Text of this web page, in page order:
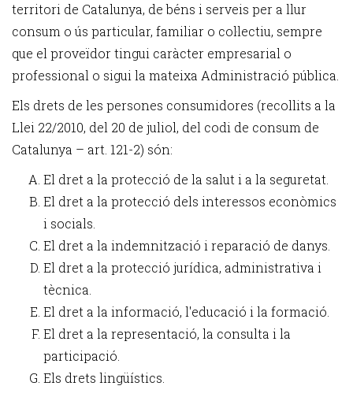
territori de Catalunya, de béns i serveis per a llur
consum o ús particular, familiar o col·lectiu, sempre
que el proveïdor tingui caràcter empresarial o
professional o sigui la mateixa Administració pública.
Els drets de les persones consumidores (recollits a la
Llei 22/2010, del 20 de juliol, del codi de consum de
Catalunya – art. 121-2) són:
El dret a la protecció de la salut i a la seguretat.
El dret a la protecció dels interessos econòmics
i socials.
El dret a la indemnització i reparació de danys.
El dret a la protecció jurídica, administrativa i
tècnica.
El dret a la informació, l'educació i la formació.
El dret a la representació, la consulta i la
participació.
Els drets lingüístics.